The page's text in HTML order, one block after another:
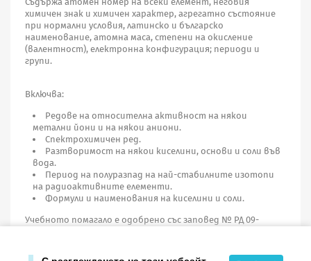
химичен знак и химичен характер, агрегатно състояние
при нормални условия, латинско и българско
наименование, атомна маса, степени на окисление
(валентност), електронна конфигурация; периоди и
групи.
Включва:
Редове на относителна активност на някои
метални йони и на някои аниони.
Спектрохимичен ред.
Разтворимост на някои киселини, основи и соли във
вода.
Период на полуразпад на най-стабилните изотопи
на радиоактивните елементи.
Формули и наименования на киселини и соли.
Учебното помагало е одобрено със заповед № РД 09-